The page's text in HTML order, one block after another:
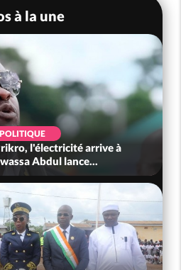
à la une
POLITIQUE
l'électricité arrive à
Abdul lance...